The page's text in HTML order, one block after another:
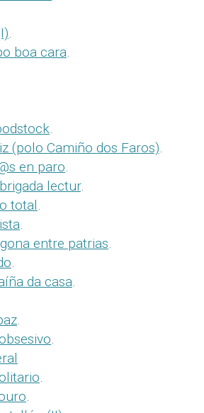
.
boa cara.
.
(polo Camiño dos Faros).
en paro.
lectur.
total.
.
entre patrias.
.
da casa.
.
.
.
.